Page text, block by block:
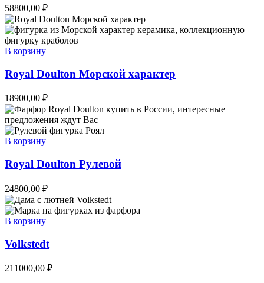
58800,00 ₽
В корзину
Royal Doulton Морской характер
18900,00 ₽
В корзину
Royal Doulton Рулевой
24800,00 ₽
В корзину
Volkstedt
211000,00 ₽